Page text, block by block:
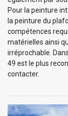
Pour la peinture
la peinture du
compétences
matérielles ainsi
irréprochable.
49 est le plus
contacter.